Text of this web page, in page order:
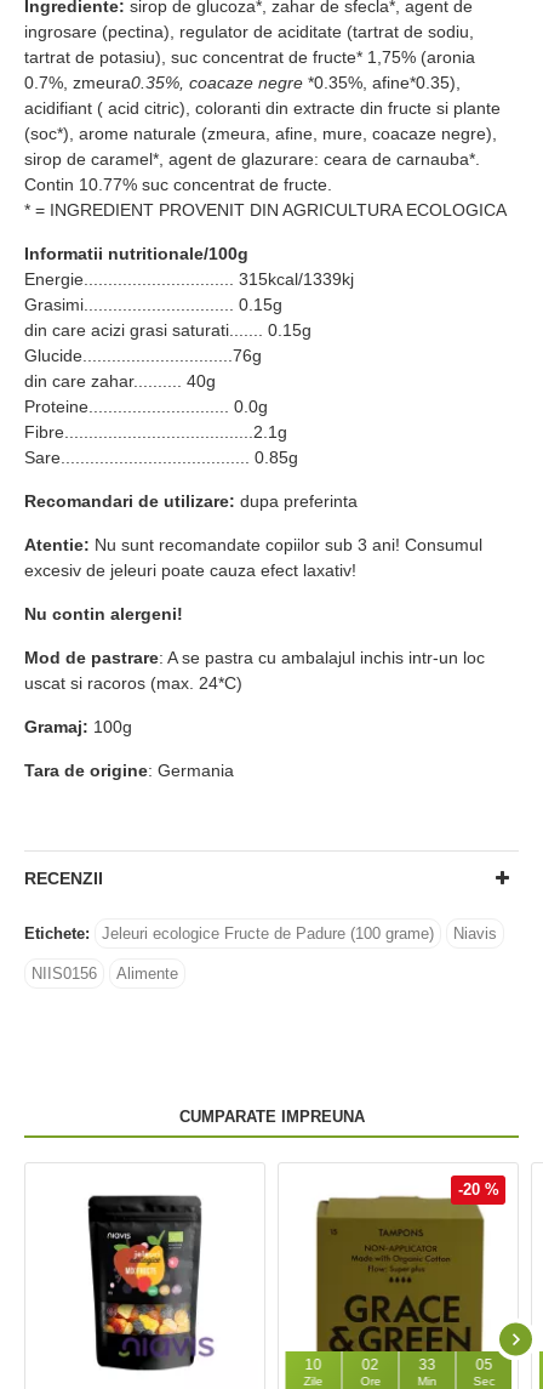
Ingrediente: sirop de glucoza*, zahar de sfecla*, agent de
ingrosare (pectina), regulator de aciditate (tartrat de sodiu,
tartrat de potasiu), suc concentrat de fructe* 1,75% (aronia
0.7%, zmeura0.35%, coacaze negre *0.35%, afine*0.35),
acidifiant ( acid citric), coloranti din extracte din fructe si plante
(soc*), arome naturale (zmeura, afine, mure, coacaze negre),
sirop de caramel*, agent de glazurare: ceara de carnauba*.
Contin 10.77% suc concentrat de fructe.
* = INGREDIENT PROVENIT DIN AGRICULTURA ECOLOGICA
Informatii nutritionale/100g
Energie............................... 315kcal/1339kj
Grasimi............................... 0.15g
din care acizi grasi saturati....... 0.15g
Glucide...............................76g
din care zahar.......... 40g
Proteine............................. 0.0g
Fibre.......................................2.1g
Sare....................................... 0.85g
Recomandari de utilizare: dupa preferinta
Atentie: Nu sunt recomandate copiilor sub 3 ani! Consumul
excesiv de jeleuri poate cauza efect laxativ!
Nu contin alergeni!
Mod de pastrare: A se pastra cu ambalajul inchis intr-un loc
uscat si racoros (max. 24*C)
Gramaj: 100g
Tara de origine: Germania
RECENZII
Etichete: Jeleuri ecologice Fructe de Padure (100 grame) Niavis
NIIS0156 Alimente
CUMPARATE IMPREUNA
-20 %
10
Zile
02
Ore
33
Min
04
Sec